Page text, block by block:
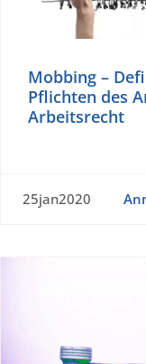
Mobbing –
Pflichten des
Arbeitsrecht
25jan2020